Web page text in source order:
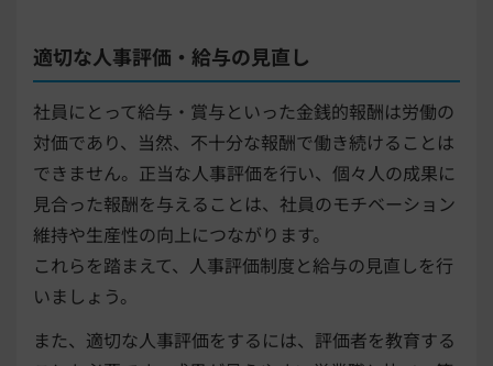
適切な人事評価・給与の見直し
社員にとって給与・賞与といった金銭的報酬は労働の
対価であり、当然、不十分な報酬で働き続けることは
できません。正当な人事評価を行い、個々人の成果に
見合った報酬を与えることは、社員のモチベーション
維持や生産性の向上につながります。
これらを踏まえて、人事評価制度と給与の見直しを行
いましょう。
また、適切な人事評価をするには、評価者を教育する